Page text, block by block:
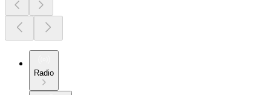
Radio